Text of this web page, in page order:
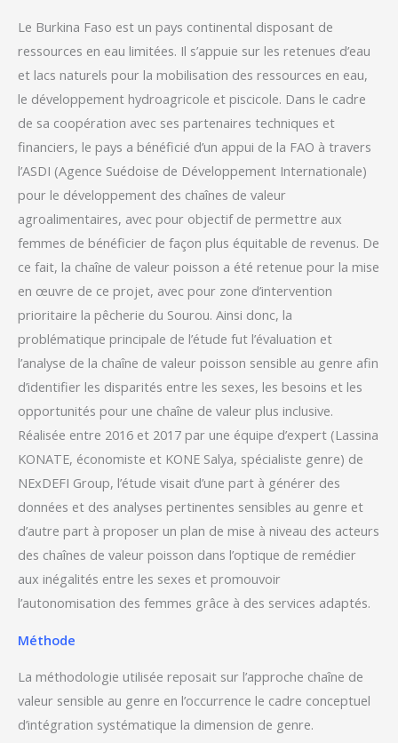
Le Burkina Faso est un pays continental disposant de
ressources en eau limitées. Il s’appuie sur les retenues d’eau
et lacs naturels pour la mobilisation des ressources en eau,
le développement hydroagricole et piscicole. Dans le cadre
de sa coopération avec ses partenaires techniques et
financiers, le pays a bénéficié d’un appui de la FAO à travers
l’ASDI (Agence Suédoise de Développement Internationale)
pour le développement des chaînes de valeur
agroalimentaires, avec pour objectif de permettre aux
femmes de bénéficier de façon plus équitable de revenus. De
ce fait, la chaîne de valeur poisson a été retenue pour la mise
en œuvre de ce projet, avec pour zone d’intervention
prioritaire la pêcherie du Sourou. Ainsi donc, la
problématique principale de l’étude fut l’évaluation et
l’analyse de la chaîne de valeur poisson sensible au genre afin
d’identifier les disparités entre les sexes, les besoins et les
opportunités pour une chaîne de valeur plus inclusive.
Réalisée entre 2016 et 2017 par une équipe d’expert (Lassina
KONATE, économiste et KONE Salya, spécialiste genre) de
NExDEFI Group, l’étude visait d’une part à générer des
données et des analyses pertinentes sensibles au genre et
d’autre part à proposer un plan de mise à niveau des acteurs
des chaînes de valeur poisson dans l’optique de remédier
aux inégalités entre les sexes et promouvoir
l’autonomisation des femmes grâce à des services adaptés.
Méthode
La méthodologie utilisée reposait sur l’approche chaîne de
valeur sensible au genre en l’occurrence le cadre conceptuel
d’intégration systématique la dimension de genre.